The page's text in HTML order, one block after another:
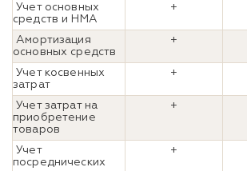
Учет основных
средств и НМА
+
Амортизация
основных средств
+
Учет косвенных
затрат
+
Учет затрат на
приобретение
товаров
+
Учет
посреднических
+